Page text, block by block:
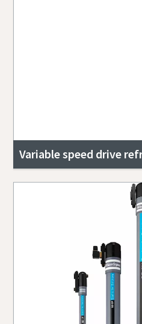
Variable speed drive